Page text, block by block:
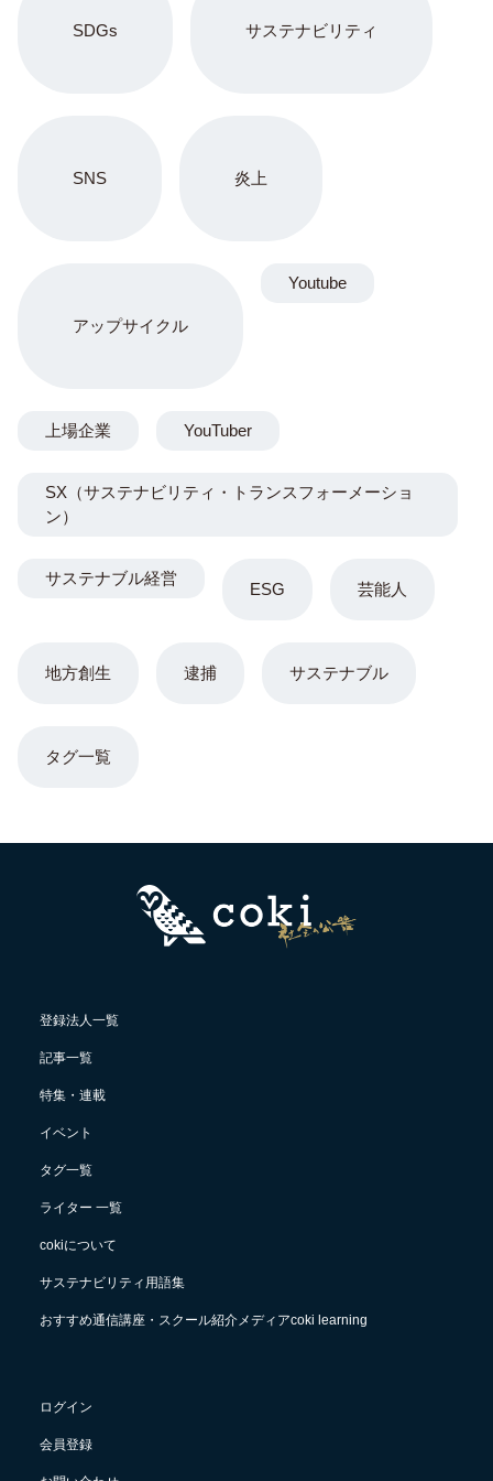
SDGs サステナビリティ
SNS 炎上
アップサイクル
ESG 芸能人
地方創生 逮捕 サステナブル
Youtube
上場企業 YouTuber
SX（サステナビリティ・トランスフォーメーショ
ン）
サステナブル経営
タグ一覧
登録法人一覧
記事一覧
特集・連載
イベント
タグ一覧
ライター 一覧
cokiについて
サステナビリティ用語集
おすすめ通信講座・スクール紹介メディアcoki learning
ログイン
会員登録